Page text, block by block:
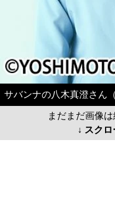
サバンナの八木真澄さん
まだまだ画像
↓ スク